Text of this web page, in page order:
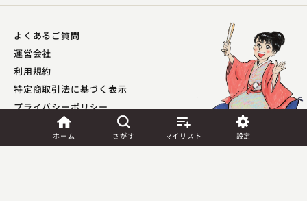
ホーム さがす マイリスト 設定
2025.04.02 | 12分
よくあるご質問
運営会社
利用規約
特定商取引法に基づく表示
プライバシーポリシー​
外部送信ポリシー